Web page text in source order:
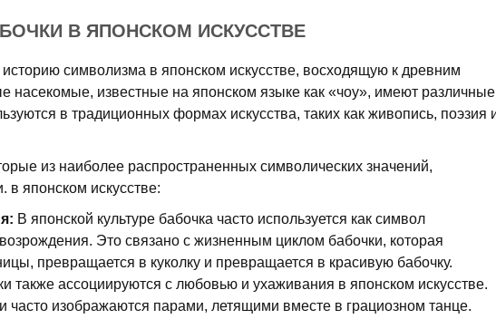
В ЯПОНСКОМ ИСКУССТВЕ
символизма в японском искусстве, восходящую к древним
насекомые, известные на японском языке как «чоу», имеют различные
в традиционных формах искусства, таких как живопись, поэзия
из наиболее распространенных символических значений,
в японском искусстве:
В японской культуре бабочка часто используется как символ
Это связано с жизненным циклом бабочки, которая
превращается в куколку и превращается в красивую бабочку.
также ассоциируются с любовью и ухаживания в японском искусстве.
часто изображаются парами, летящими вместе в грациозном танце.